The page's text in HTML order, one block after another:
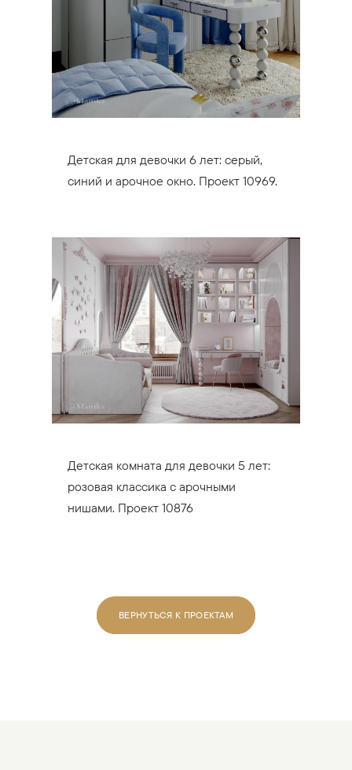
Детская для девочки 6 лет: серый,
синий и арочное окно. Проект 10969.
Детская комната для девочки 5 лет:
розовая классика с арочными
нишами. Проект 10876
ВЕРНУТЬСЯ К ПРОЕКТАМ